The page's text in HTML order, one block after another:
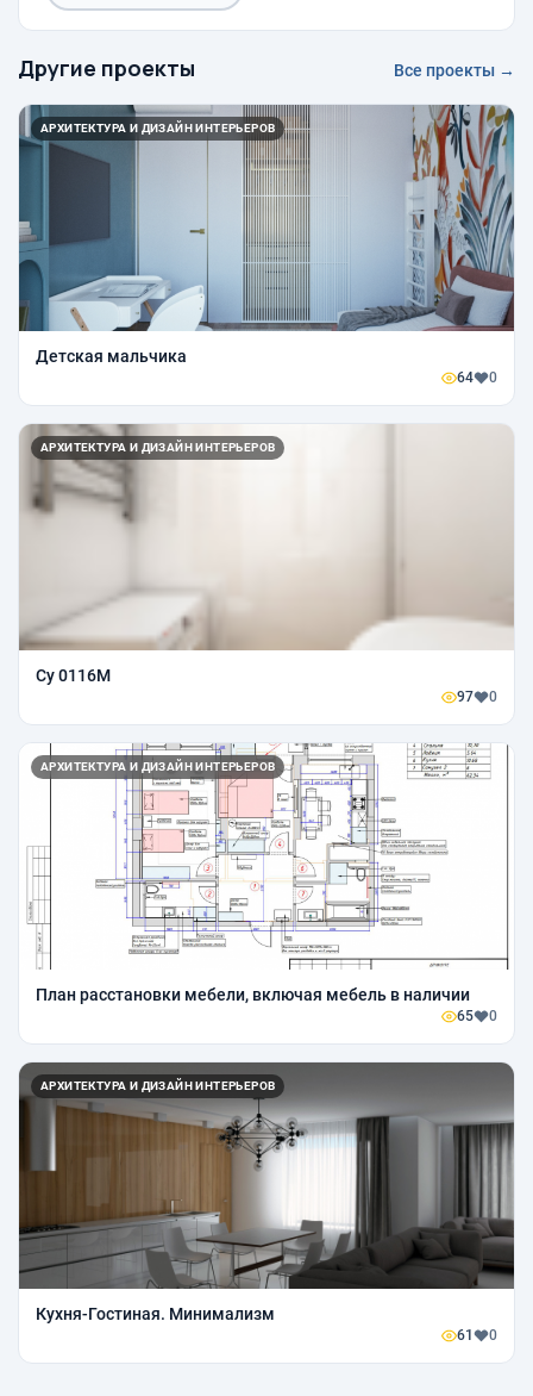
Другие проекты Все проекты →
АРХИТЕКТУРА И ДИЗАЙН ИНТЕРЬЕРОВ
Детская мальчика
64 0
АРХИТЕКТУРА И ДИЗАЙН ИНТЕРЬЕРОВ
Су 0116М
97 0
АРХИТЕКТУРА И ДИЗАЙН ИНТЕРЬЕРОВ
План расстановки мебели, включая мебель в наличии
65 0
АРХИТЕКТУРА И ДИЗАЙН ИНТЕРЬЕРОВ
Кухня-Гостиная. Минимализм
61 0